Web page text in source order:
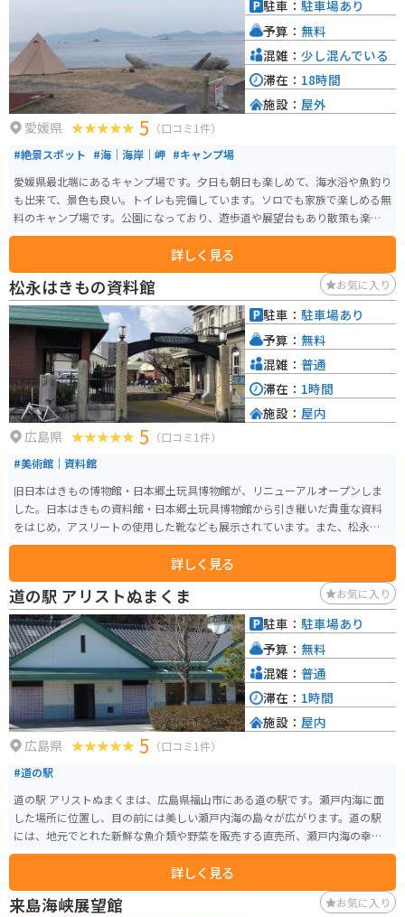
愛媛県 5 （口コミ1件）
#絶景スポット #海｜海岸｜岬 #キャンプ場
愛媛県最北端にあるキャンプ場です。夕日も朝日も楽しめて、海水浴や魚釣り
も出来て、景色も良い。トイレも完備しています。ソロでも家族で楽しめる無
料のキャンプ場です。公園になっており、遊歩道や展望台もあり散策も楽し
めます。
詳しく見る
駐車： 駐車場あり
予算： 無料
混雑： 少し混んでいる
滞在： 18時間
施設： 屋外
松永はきもの資料館 お気に入り
広島県 5 （口コミ1件）
#美術館｜資料館
旧日本はきもの博物館・日本郷土玩具博物館が、リニューアルオープンしま
した。日本はきもの資料館・日本郷土玩具博物館から引き継いだ貴重な資料
をはじめ，アスリートの使用した靴なども展示されています。また、松永地域
特産の下駄・い草・塩や地域の生産関連資料が多くを展示されています。
詳しく見る
駐車： 駐車場あり
予算： 無料
混雑： 普通
滞在： 1時間
施設： 屋内
道の駅 アリストぬまくま お気に入り
広島県 5 （口コミ1件）
#道の駅
道の駅 アリストぬまくまは、広島県福山市にある道の駅です。瀬戸内海に面
した場所に位置し、目の前には美しい瀬戸内海の島々が広がります。道の駅
には、地元でとれた新鮮な魚介類や野菜を販売する直売所、瀬戸内海の幸を
堪能できるレストラン、そして瀬戸内海を一望できる展望風呂などがありま
眺めながら休憩するのがおすすめです。周辺には、しまなみ海道や鞆の浦な
ど、風光明媚な観光スポットも点在しており、ツーリングの拠点としても最
詳しく見る
駐車： 駐車場あり
予算： 無料
混雑： 普通
滞在： 1時間
施設： 屋内
来島海峡展望館 お気に入り